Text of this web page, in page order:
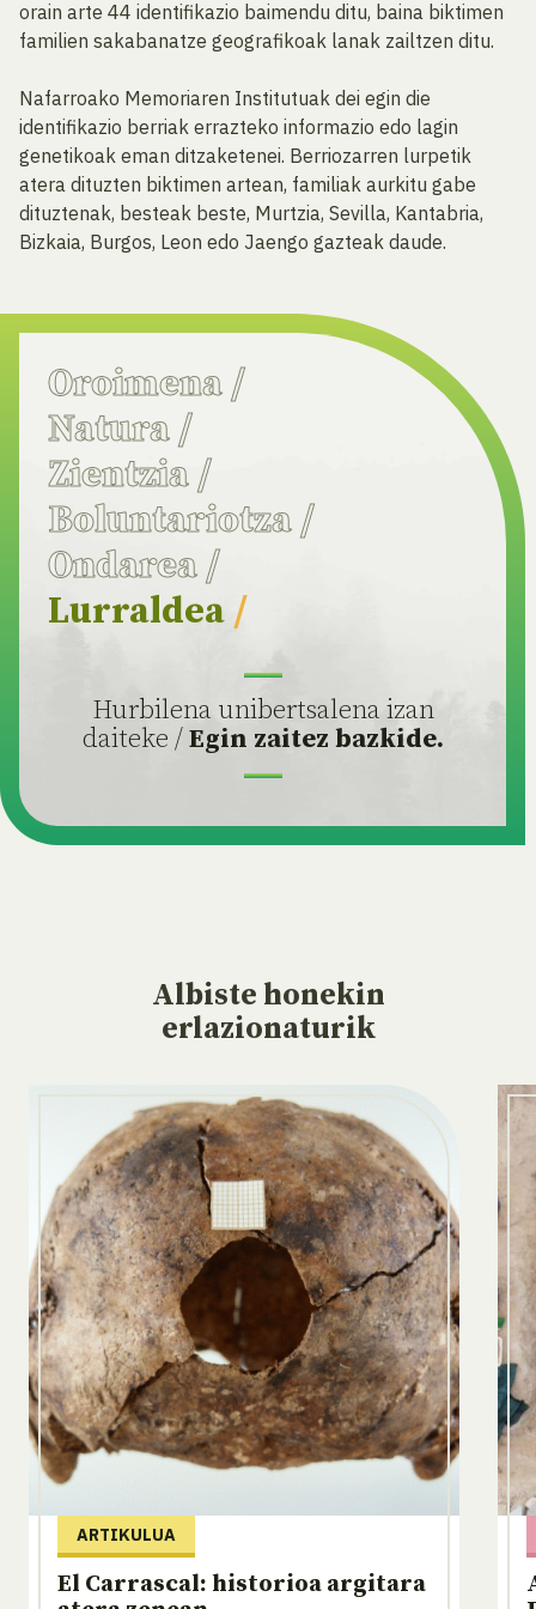
orain arte 44 identifikazio baimendu ditu, baina biktimen
familien sakabanatze geografikoak lanak zailtzen ditu.
Nafarroako Memoriaren Institutuak dei egin die
identifikazio berriak errazteko informazio edo lagin
genetikoak eman ditzaketenei. Berriozarren lurpetik
atera dituzten biktimen artean, familiak aurkitu gabe
dituztenak, besteak beste, Murtzia, Sevilla, Kantabria,
Bizkaia, Burgos, Leon edo Jaengo gazteak daude.
Oroimena /
Natura /
Zientzia /
Boluntariotza /
Ondarea /
Lurraldea /
Hurbilena unibertsalena izan
daiteke /Egin zaitez bazkide.
Albiste honekin
erlazionaturik
ARTIKULUA
El Carrascal: historioa argitara